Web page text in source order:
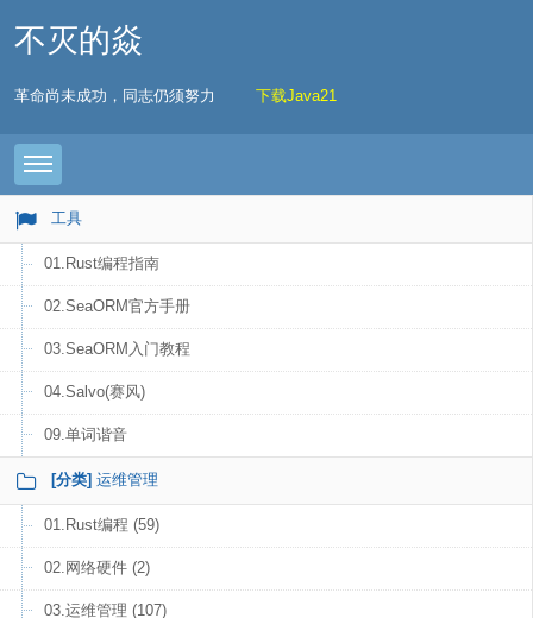
不灭的焱
革命尚未成功，同志仍须努力 下载Java21
Toggle navigation
工具
01.Rust编程指南
02.SeaORM官方手册
03.SeaORM入门教程
04.Salvo(赛风)
09.单词谐音
[分类] 运维管理
01.Rust编程 (59)
02.网络硬件 (2)
03.运维管理 (107)